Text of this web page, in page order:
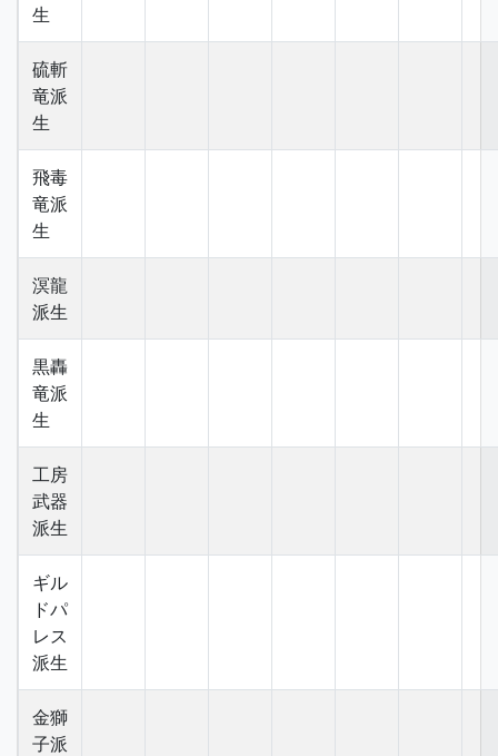
生
硫斬
竜派
生
飛毒
竜派
生
溟龍
派生
黒轟
竜派
生
工房
武器
派生
ギル
ドパ
レス
派生
金獅
子派